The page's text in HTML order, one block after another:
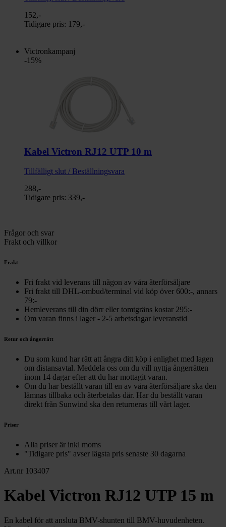
152,-
Tidigare pris: 179,-
Victronkampanj
-15%
Kabel Victron RJ12 UTP 10 m
Tillfälligt slut / Beställningsvara
288,-
Tidigare pris: 339,-
Frågor och svar
Frakt och villkor
Frakt
Fri frakt vid leverans till någon av våra återförsäljare
Fri frakt till DHL-ombud/terminal vid köp över 600:-, annars
79:-
Hemleverans till din dörr eller tomtgräns kostar 295:-
Om varan finns i lager - 2-5 arbetsdagar leveranstid
Retur och ångerrätt
Du som kund har rätt att ångra ditt köp i enlighet med lagen
om distansavtal. Meddela oss om du vill nyttja ångerrätten
inom 14 dagar efter att du har mottagit varan.
Om du har beställt varan till en av våra återförsäljare ska den
lämnas tillbaka och återbetalas där. Har du beställt varan
direkt från Sunwind ska den returneras till vårt lager.
Priser
Alla priser är inkl moms
"Tidigare pris" avser lägsta pris senaste 30 dagarna
Art.nr 103407
Kabel Victron RJ12 UTP 15 m
En kabel för att ansluta BMV-shunten till BMV-huvudenheten.